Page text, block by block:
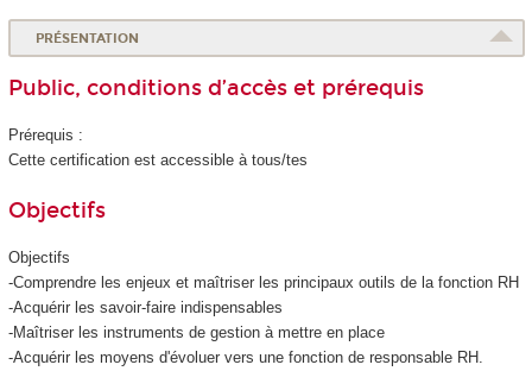
PRÉSENTATION
Public, conditions d’accès et prérequis
Prérequis :
Cette certification est accessible à tous/tes
Objectifs
Objectifs
-Comprendre les enjeux et maîtriser les principaux outils de la fonction RH
-Acquérir les savoir-faire indispensables
-Maîtriser les instruments de gestion à mettre en place
-Acquérir les moyens d'évoluer vers une fonction de responsable RH.